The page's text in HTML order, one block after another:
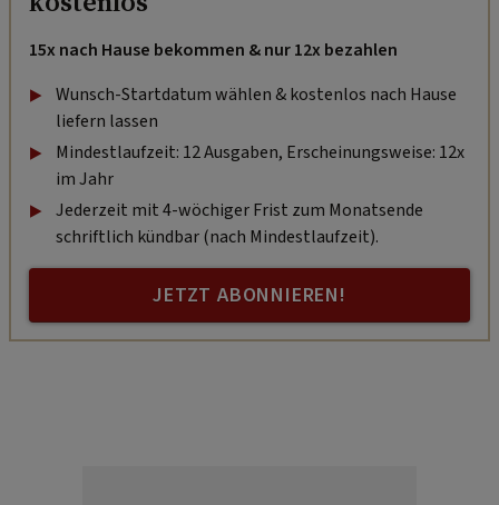
15x nach Hause bekommen & nur 12x bezahlen
Wunsch-Startdatum wählen & kostenlos nach Hause
liefern lassen
Mindestlaufzeit: 12 Ausgaben, Erscheinungsweise: 12x
im Jahr
Jederzeit mit 4-wöchiger Frist zum Monatsende
schriftlich kündbar (nach Mindestlaufzeit).
JETZT ABONNIEREN!